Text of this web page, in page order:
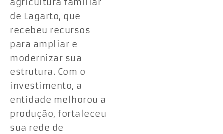
agricultura familiar
de Lagarto, que
recebeu recursos
para ampliar e
modernizar sua
estrutura. Com o
investimento, a
entidade melhorou a
produção, fortaleceu
sua rede de